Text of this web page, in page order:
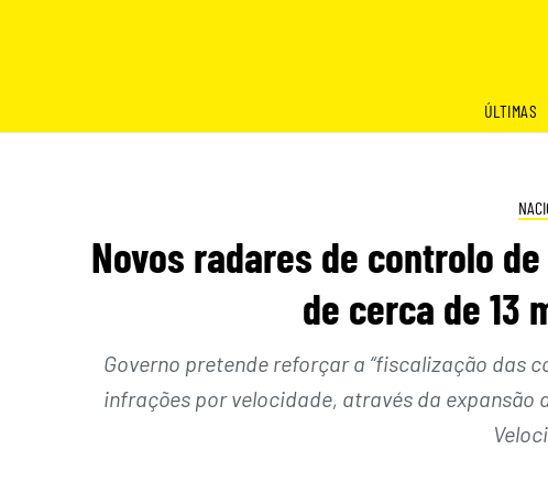
ÚLTIMAS
Novos radares de controlo
de cerca de 13
Governo pretende reforçar a “fiscalização das
infrações por velocidade, através da